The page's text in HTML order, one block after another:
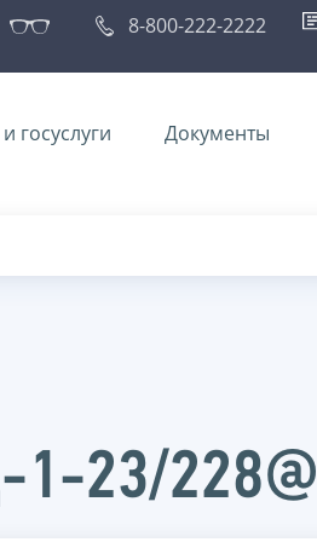
8-800-222-2222
госуслуги Документы
1-23/228@